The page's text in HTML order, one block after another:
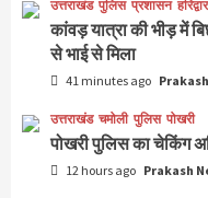
उत्तराखंड पुलिस प्रशासन हरिद्वार
कांवड़ यात्रा की भीड़ में
से भाई से मिला
41 minutes ago
उत्तराखंड चमोली पुलिस पोखरी
पोखरी पुलिस का चेकिंग
12 hours ago Prakash